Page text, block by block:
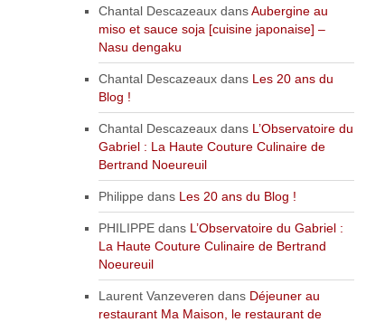
Chantal DescazeauxdansAubergine au
miso et sauce soja [cuisine japonaise] –
Nasu dengaku
Chantal Descazeauxdans Les 20 ans du
Blog !
Chantal Descazeauxdans L’Observatoire du
Gabriel : La Haute Couture Culinaire de
Bertrand Noeureuil
Philippe dans Les 20 ans du Blog !
PHILIPPEdans L’Observatoire du Gabriel :
La Haute Couture Culinaire de Bertrand
Noeureuil
Laurent Vanzeveren dans Déjeuner au
restaurant Ma Maison, le restaurant de